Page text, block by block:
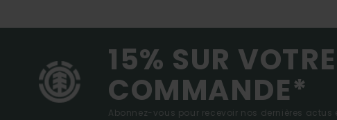
15% SUR
COMMANDE*
Abonnez-vous pour recevoir nos dernières actus